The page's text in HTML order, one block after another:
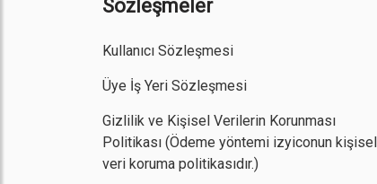
Sözleşmeler
Kullanıcı Sözleşmesi
Üye İş Yeri Sözleşmesi
Gizlilik ve Kişisel Verilerin Korunması
Politikası (Ödeme yöntemi izyiconun kişisel
veri koruma politikasıdır.)